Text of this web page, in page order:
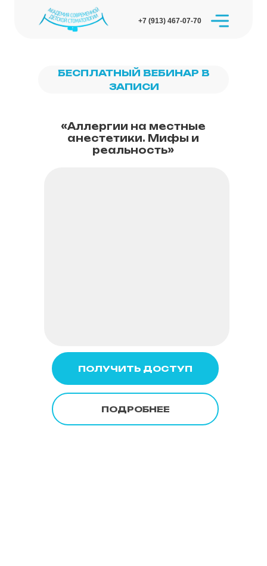
+7 (913) 467-07-70
«Аллергии на местные
анестетики. Мифы и
реальность»
БЕСПЛАТНЫЙ ВЕБИНАР В
ЗАПИСИ
ПОЛУЧИТЬ ДОСТУП
ПОДРОБНЕЕ